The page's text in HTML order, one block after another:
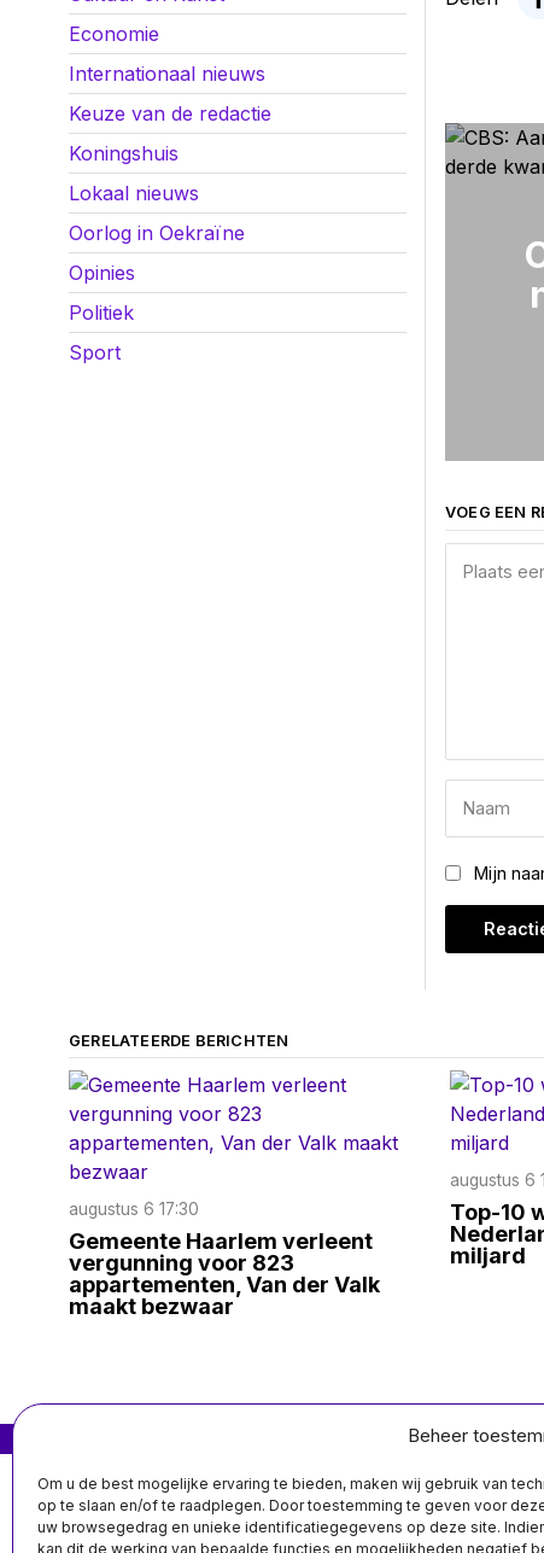
Beheer
Om u de best mogelijke ervaring te bieden, maken wij gebruik van
op te slaan en/of te raadplegen. Door toestemming te geven voor
uw browsegedrag en unieke identificatiegegevens op deze site.
kan dit de werking van bepaalde functies en mogelijkheden negatief
VOEG EEN
Mijn
Economie
Internationaal nieuws
Keuze van de redactie
Koningshuis
Lokaal nieuws
Oorlog in Oekraïne
Opinies
Politiek
Sport
GERELATEERDE BERICHTEN
augustus 6 17:30
Gemeente Haarlem verleent
vergunning voor 823
appartementen, Van der Valk
maakt bezwaar
augustus 6
Top-10
miljard
Nederlanders
over
ontwikkelingshulp:
meerderheid SGP